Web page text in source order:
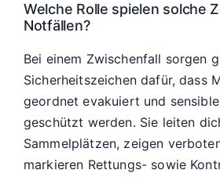
Welche Rolle spielen solche
Notfällen?
Bei einem Zwischenfall sorgen
Sicherheitszeichen dafür, dass
geordnet evakuiert und
geschützt werden. Sie leiten
Sammelplätzen, zeigen
markieren Rettungs- sowie